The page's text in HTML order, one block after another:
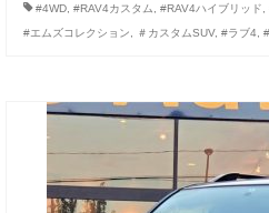
#4WD #RAV4カスタム #RAV4ハイブリッド
#エムズコレクション
＃カスタムSUV, #ラブ4